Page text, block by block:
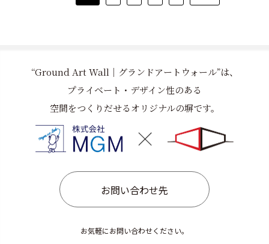
ナイアガラの仕上げ ガウカラーG1000 グランドアー
“Ground Art Wall｜グランドアートウォール”は、
プライベート・デザイン性のある
空間をつくりだせるオリジナルの塀です。
お問い合わせ先
お気軽にお問い合わせください。